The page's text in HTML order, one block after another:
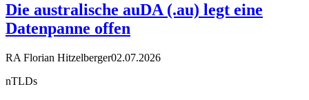
Die australische auDA (.au) legt eine
Datenpanne offen
RA Florian Hitzelberger02.07.2026
nTLDs